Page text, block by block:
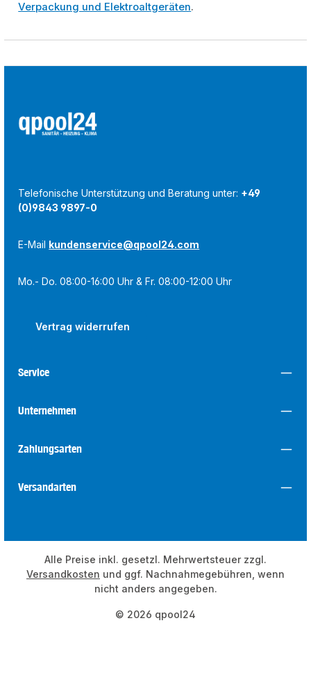
Verpackung und Elektroaltgeräten.
Telefonische Unterstützung und Beratung unter: +49
(0)9843 9897-0
E-Mail kundenservice@qpool24.com
Mo.- Do. 08:00-16:00 Uhr & Fr. 08:00-12:00 Uhr
Vertrag widerrufen
Service
Unternehmen
Zahlungsarten
Versandarten
© 2026 qpool24
Alle Preise inkl. gesetzl. Mehrwertsteuer zzgl.
Versandkosten und ggf. Nachnahmegebühren, wenn
nicht anders angegeben.